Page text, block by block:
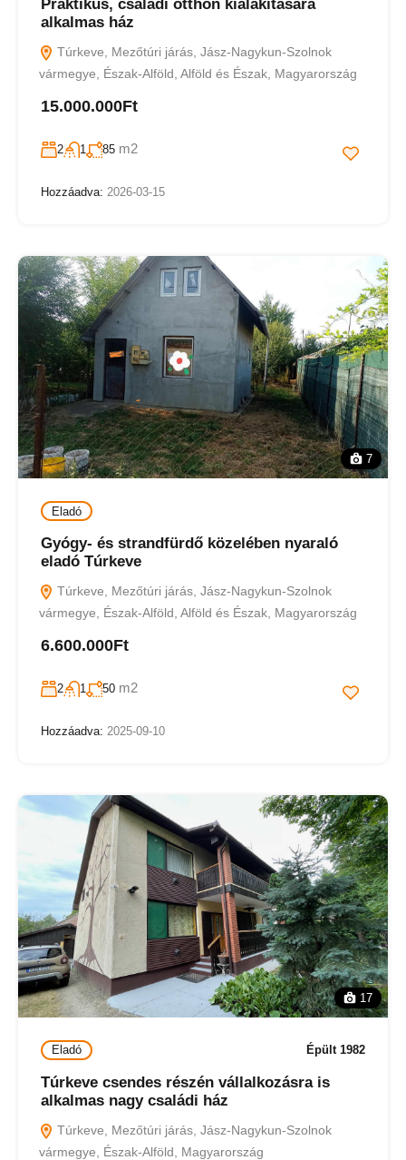
Praktikus, családi otthon kialakítására
alkalmas ház
Túrkeve, Mezőtúri járás, Jász-Nagykun-Szolnok
vármegye, Észak-Alföld, Alföld és Észak, Magyarország
15.000.000Ft
2 1 85 m2
Hozzáadva: 2026-03-15
7
Eladó
Gyógy- és strandfürdő közelében nyaraló
eladó Túrkeve
Túrkeve, Mezőtúri járás, Jász-Nagykun-Szolnok
vármegye, Észak-Alföld, Alföld és Észak, Magyarország
6.600.000Ft
2 1 50 m2
Hozzáadva: 2025-09-10
17
Eladó Épült 1982
Túrkeve csendes részén vállalkozásra is
alkalmas nagy családi ház
Túrkeve, Mezőtúri járás, Jász-Nagykun-Szolnok
vármegye, Észak-Alföld, Magyarország